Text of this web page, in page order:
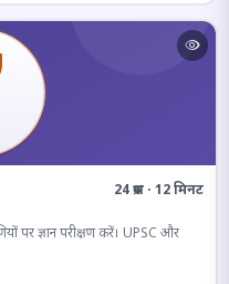
24 प्रश्न · 12 मिनट
पर ज्ञान परीक्षण करें। UPSC और